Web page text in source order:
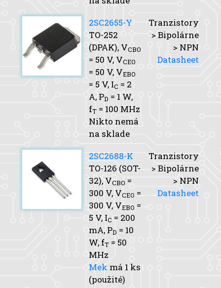
2SC2655-Y
TO-252
(DPAK), VCBO
= 50 V, VCEO
= 50 V, VEBO
= 5 V, IC = 2
A, PD = 1 W,
fT = 100 MHz
Nikto nemá
na sklade
Tranzistory
> Bipolárne
> NPN
Datasheet
2SC2688-K
TO-126 (SOT-
32), VCBO =
300 V, VCEO =
300 V, VEBO =
5 V, IC = 200
mA, PD = 10
W, fT = 50
MHz
Mek má 1 ks
(použité)
Tranzistory
> Bipolárne
> NPN
Datasheet